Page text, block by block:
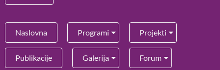
Naslovna Programi Projekti
Publikacije Galerija Forum